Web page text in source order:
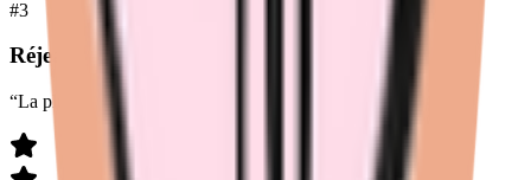
#3
Réjeanne
“La plus belle lingerie made in France